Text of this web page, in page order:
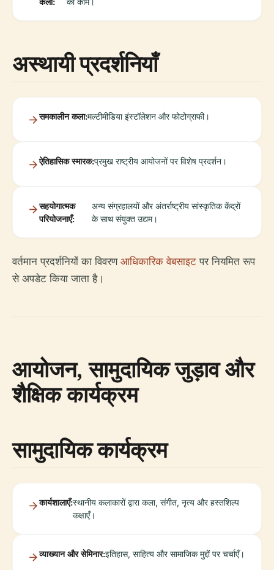
अस्थायी प्रदर्शनियाँ
समकालीन कला:मल्टीमीडिया इंस्टॉलेशन और फोटोग्राफी।
ऐतिहासिक स्मारक:प्रमुख राष्ट्रीय आयोजनों पर विशेष प्रदर्शन।
सहयोगात्मक
परियोजनाएँ:
अन्य संग्रहालयों और अंतर्राष्ट्रीय सांस्कृतिक केंद्रों
के साथ संयुक्त उद्यम।
वर्तमान प्रदर्शनियों का विवरण आधिकारिक वेबसाइट पर नियमित रूप
से अपडेट किया जाता है।
आयोजन, सामुदायिक जुड़ाव और
शैक्षिक कार्यक्रम
सामुदायिक कार्यक्रम
कार्यशालाएँ:स्थानीय कलाकारों द्वारा कला, संगीत, नृत्य और हस्तशिल्प
कक्षाएँ।
व्याख्यान और सेमिनार:इतिहास, साहित्य और सामाजिक मुद्दों पर चर्चाएँ।